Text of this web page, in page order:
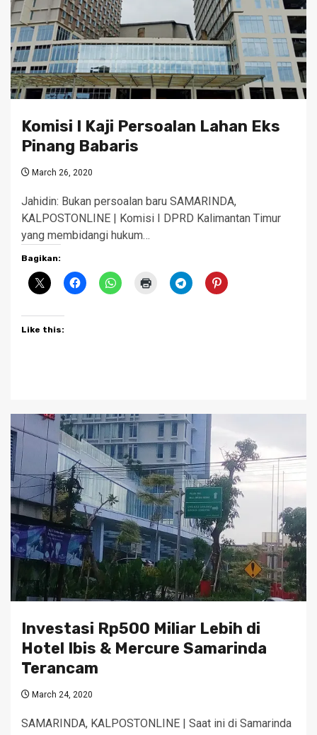
Komisi I Kaji Persoalan Lahan Eks
Pinang Babaris
March 26, 2020
Jahidin: Bukan persoalan baru SAMARINDA,
KALPOSTONLINE | Komisi I DPRD Kalimantan Timur
yang membidangi hukum…
Bagikan:
Like this:
Investasi Rp500 Miliar Lebih di
Hotel Ibis & Mercure Samarinda
Terancam
March 24, 2020
SAMARINDA, KALPOSTONLINE | Saat ini di Samarinda